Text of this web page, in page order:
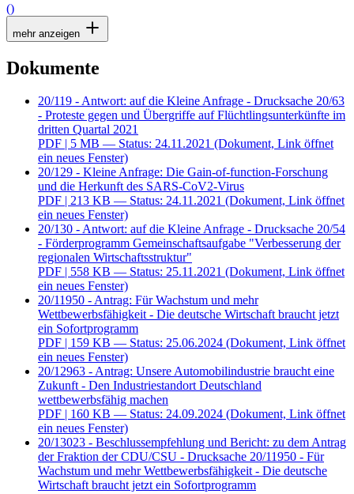
()
mehr anzeigen
Dokumente
20/119 - Antwort: auf die Kleine Anfrage - Drucksache 20/63
- Proteste gegen und Übergriffe auf Flüchtlingsunterkünfte im
dritten Quartal 2021
PDF | 5 MB — Status: 24.11.2021 (Dokument, Link öffnet
ein neues Fenster)
20/129 - Kleine Anfrage: Die Gain-of-function-Forschung
und die Herkunft des SARS-CoV2-Virus
PDF | 213 KB — Status: 24.11.2021 (Dokument, Link öffnet
ein neues Fenster)
20/130 - Antwort: auf die Kleine Anfrage - Drucksache 20/54
- Förderprogramm Gemeinschaftsaufgabe "Verbesserung der
regionalen Wirtschaftsstruktur"
PDF | 558 KB — Status: 25.11.2021 (Dokument, Link öffnet
ein neues Fenster)
20/11950 - Antrag: Für Wachstum und mehr
Wettbewerbsfähigkeit - Die deutsche Wirtschaft braucht jetzt
ein Sofortprogramm
PDF | 159 KB — Status: 25.06.2024 (Dokument, Link öffnet
ein neues Fenster)
20/12963 - Antrag: Unsere Automobilindustrie braucht eine
Zukunft - Den Industriestandort Deutschland
wettbewerbsfähig machen
PDF | 160 KB — Status: 24.09.2024 (Dokument, Link öffnet
ein neues Fenster)
20/13023 - Beschlussempfehlung und Bericht: zu dem Antrag
der Fraktion der CDU/CSU - Drucksache 20/11950 - Für
Wachstum und mehr Wettbewerbsfähigkeit - Die deutsche
Wirtschaft braucht jetzt ein Sofortprogramm